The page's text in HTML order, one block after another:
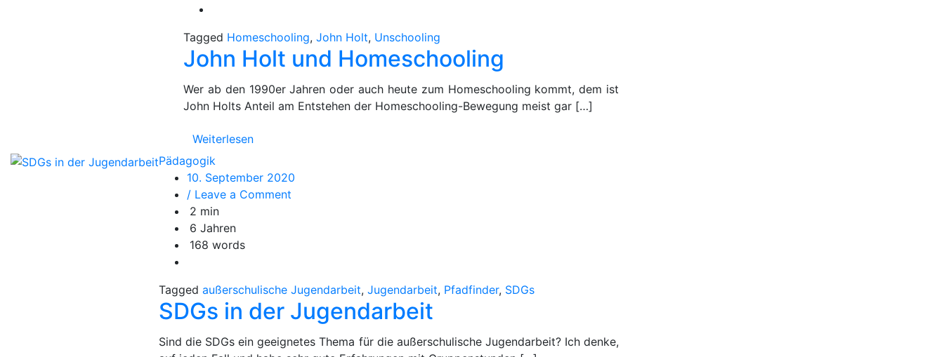
Tagged Homeschooling, John Holt, Unschooling
John Holt und Homeschooling
Wer ab den 1990er Jahren oder auch heute zum Homeschooling kommt, dem ist
John Holts Anteil am Entstehen der Homeschooling-Bewegung meist gar […]
Weiterlesen
Pädagogik
10. September 2020
/ Leave a Comment
2 min
6 Jahren
168 words
Tagged außerschulische Jugendarbeit, Jugendarbeit, Pfadfinder, SDGs
SDGs in der Jugendarbeit
Sind die SDGs ein geeignetes Thema für die außerschulische Jugendarbeit? Ich denke,